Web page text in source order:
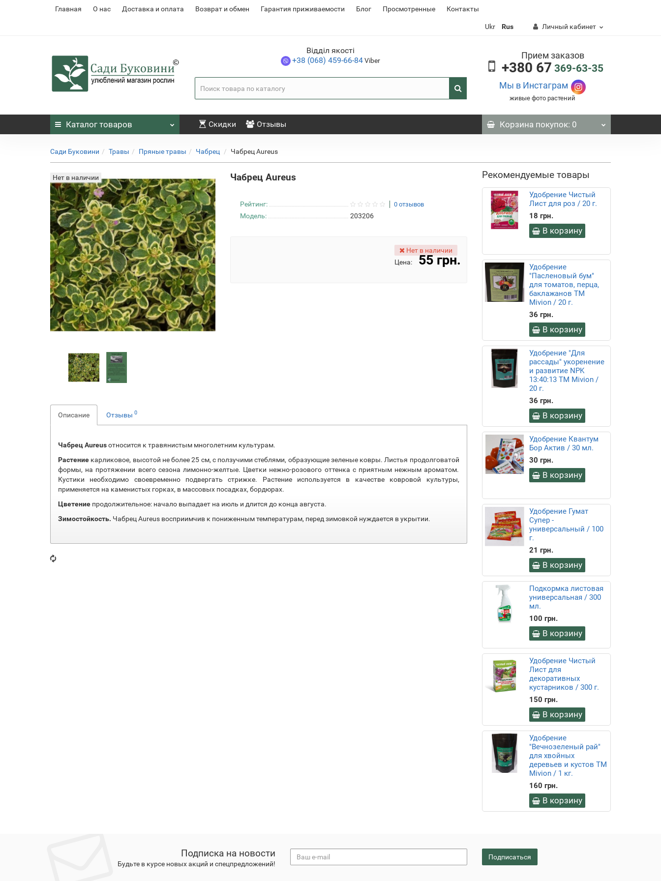
Главная О нас Доставка и оплата Возврат и обмен Гарантия приживаемости Блог Просмотренные Контакты
Ukr Rus Личный кабинет
Відділ якості
+38 (068) 459-66-84Viber Прием заказов
+380 67 369-63-35
Мы в Инстаграм
живые фото растений
Каталог товаров Скидки Отзывы Корзина покупок: 0
Сади Буковини Травы Пряные травы Чабрец Чабрец Aureus
Нет в наличии Чабрец Aureus
Рейтинг: 0 отзывов
Модель: 203206
Нет в наличии
Цена:
55 грн.
Описание Отзывы 0
Чабрец Aureusотносится к травянистым многолетним культурам.
Растение карликовое, высотой не более 25 см, с ползучими стеблями, образующие зеленые ковры. Листья продолговатой
формы, на протяжении всего сезона лимонно-желтые. Цветки нежно-розового оттенка с приятным нежным ароматом.
Кустики необходимо своевременно подвергать стрижке. Растение используется в качестве ковровой культуры,
применяется на каменистых горках, в массовых посадках, бордюрах.
Цветение продолжительное: начало выпадает на июль и длится до конца августа.
Зимостойкость. Чабрец Aureus восприимчив к пониженным температурам, перед зимовкой нуждается в укрытии.
Рекомендуемые товары
Удобрение Чистый
Лист для роз / 20 г.
18 грн.
В корзину
Удобрение
"Пасленовый бум"
для томатов, перца,
баклажанов ТМ
Mivion / 20 г.
36 грн.
В корзину
Удобрение "Для
рассады" укоренение
и развитие NPK
13:40:13 ТМ Mivion /
20 г.
36 грн.
В корзину
Удобрение Квантум
Бор Актив / 30 мл.
30 грн.
В корзину
Удобрение Гумат
Супер -
универсальный / 100
г.
21 грн.
В корзину
Подкормка листовая
универсальная / 300
мл.
100 грн.
В корзину
Удобрение Чистый
Лист для
декоративных
кустарников / 300 г.
150 грн.
В корзину
Удобрение
"Вечнозеленый рай"
для хвойных
деревьев и кустов ТМ
Mivion / 1 кг.
160 грн.
В корзину
Подписка на новости
Будьте в курсе новых акций и спецпредложений!
Подписаться